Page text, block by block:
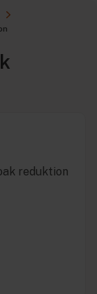
reduktion